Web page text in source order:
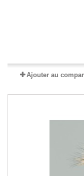
Ajouter au